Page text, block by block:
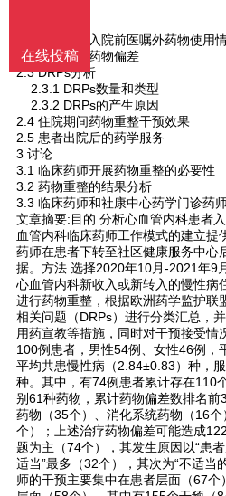
2.2.1 患者入院前医嘱外药物使用
2.2.2 治疗药物偏差
2.3 DRPs分析
2.3.1 DRPs数量和类型
2.3.2 DRPs的产生原因
2.4 住院期间药物重整干预效果
2.5 患者出院后的药学服务
3 讨论
3.1 临床药师开展药物重整的必要性
3.2 药物重整的结果分析
3.3 临床药师和社康中心药学门诊药
文章摘要:目的 分析心血管内科患者
血管内科临床药师工作模式的建立提
药师在患者下转至社区健康服务中心
据。方法 选择2020年10月-2021年9
心血管内科新收入或新转入的慢性病
进行药物重整，根据欧洲药学监护联
相关问题（DRPs）进行分类汇总，
用药宣教等措施，同时对干预接受情
100例患者，男性54例、女性46例，
平均共患慢性病（2.84±0.83）种，
种。其中，有74例患者累计存在110
别61种药物，累计药物偏差数排名
药物（35个）、消化系统药物（16
个）；上述治疗药物偏差可能造成
题为主（74个），其发生原因以“患
适当”最多（32个），其次为“不适当
师的干预主要集中在患者层面（67
在线投稿